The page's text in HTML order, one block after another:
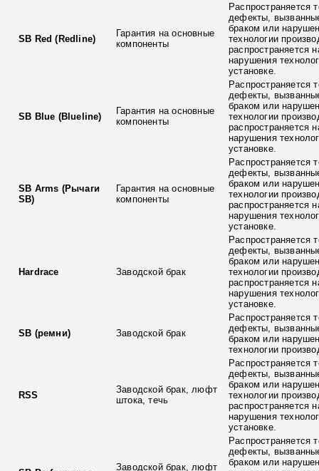
SB Red (Redline)
Гарантия на основные
компоненты
Распространяется
дефекты,
браком или
технологии
распространяется
нарушения
установке.
SB Blue (Blueline)
Гарантия на основные
компоненты
Распространяется
дефекты,
браком или
технологии
распространяется
нарушения
установке.
SB Arms (Рычаги
SB)
Гарантия на основные
компоненты
Распространяется
дефекты,
браком или
технологии
распространяется
нарушения
установке.
Hardrace Заводской брак
Распространяется
дефекты,
браком или
технологии
распространяется
нарушения
установке.
SB (ремни) Заводской брак
Распространяется
дефекты,
браком или
технологии
RSS
Заводской брак, люфт
штока, течь
Распространяется
дефекты,
браком или
технологии
распространяется
нарушения
установке.
Заводской брак, люфт
Распространяется
дефекты,
браком или